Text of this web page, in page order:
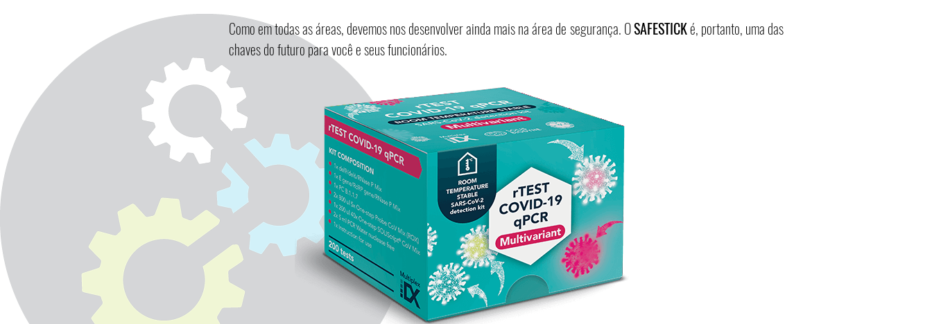
Como em todas as áreas, devemos nos desenvolver ainda mais na área de segurança. OSAFESTICKé, portanto, uma das
chaves do futuro para você e seus funcionários.